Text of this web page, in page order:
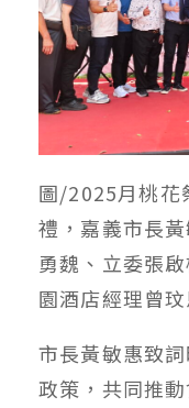
圖/2025月桃花
禮，嘉義市長
勇魏、立委張
園酒店經理曾
市長黃敏惠致
政策，共同推